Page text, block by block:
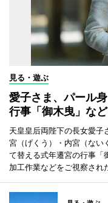
見る・遊ぶ
愛子さま、パール
行事「御木曳」な
天皇皇后両陛下の長女愛
宮（げくう）・内宮（ない
て替える式年遷宮の行事「
加工作業などをご視察され